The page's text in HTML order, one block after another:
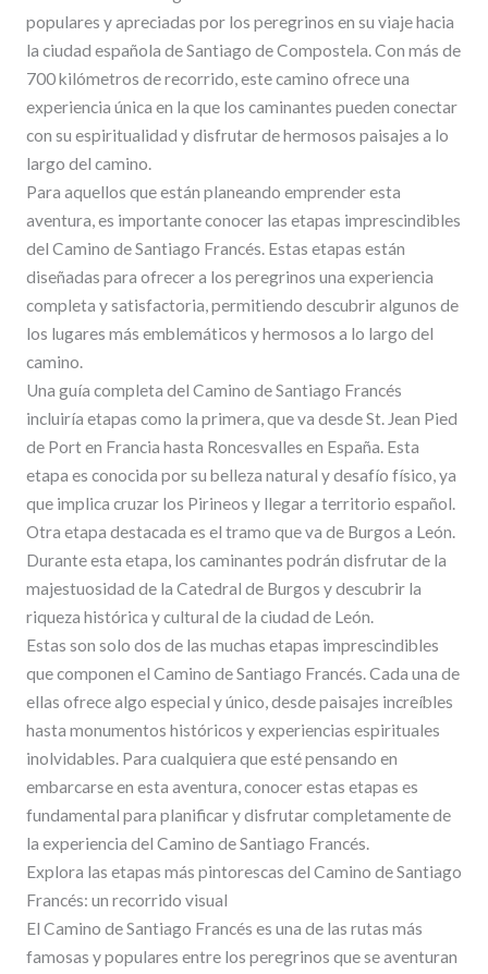
populares y apreciadas por los peregrinos en su viaje hacia
la ciudad española de Santiago de Compostela. Con más de
700 kilómetros de recorrido, este camino ofrece una
experiencia única en la que los caminantes pueden conectar
con su espiritualidad y disfrutar de hermosos paisajes a lo
largo del camino.
Para aquellos que están planeando emprender esta
aventura, es importante conocer las etapas imprescindibles
del Camino de Santiago Francés. Estas etapas están
diseñadas para ofrecer a los peregrinos una experiencia
completa y satisfactoria, permitiendo descubrir algunos de
los lugares más emblemáticos y hermosos a lo largo del
camino.
Una guía completa del Camino de Santiago Francés
incluiría etapas como la primera, que va desde St. Jean Pied
de Port en Francia hasta Roncesvalles en España. Esta
etapa es conocida por su belleza natural y desafío físico, ya
que implica cruzar los Pirineos y llegar a territorio español.
Otra etapa destacada es el tramo que va de Burgos a León.
Durante esta etapa, los caminantes podrán disfrutar de la
majestuosidad de la Catedral de Burgos y descubrir la
riqueza histórica y cultural de la ciudad de León.
Estas son solo dos de las muchas etapas imprescindibles
que componen el Camino de Santiago Francés. Cada una de
ellas ofrece algo especial y único, desde paisajes increíbles
hasta monumentos históricos y experiencias espirituales
inolvidables. Para cualquiera que esté pensando en
embarcarse en esta aventura, conocer estas etapas es
fundamental para planificar y disfrutar completamente de
la experiencia del Camino de Santiago Francés.
Explora las etapas más pintorescas del Camino de Santiago
Francés: un recorrido visual
El Camino de Santiago Francés es una de las rutas más
famosas y populares entre los peregrinos que se aventuran